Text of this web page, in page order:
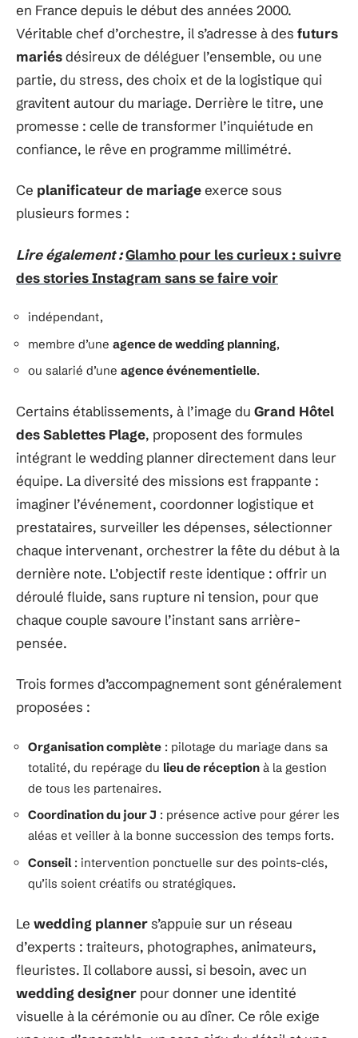
en France depuis le début des années 2000.
Véritable chef d’orchestre, il s’adresse à des futurs
mariésdésireux de déléguer l’ensemble, ou une
partie, du stress, des choix et de la logistique qui
gravitent autour du mariage. Derrière le titre, une
promesse : celle de transformer l’inquiétude en
confiance, le rêve en programme millimétré.
Ce planificateur de mariageexerce sous
plusieurs formes :
Lire également :Glamho pour les curieux : suivre
des stories Instagram sans se faire voir
indépendant,
membre d’une agence de wedding planning,
ou salarié d’une agence événementielle.
Certains établissements, à l’image du Grand Hôtel
des Sablettes Plage, proposent des formules
intégrant le wedding planner directement dans leur
équipe. La diversité des missions est frappante :
imaginer l’événement, coordonner logistique et
prestataires, surveiller les dépenses, sélectionner
chaque intervenant, orchestrer la fête du début à la
dernière note. L’objectif reste identique : offrir un
déroulé fluide, sans rupture ni tension, pour que
chaque couple savoure l’instant sans arrière-
pensée.
Trois formes d’accompagnement sont généralement
proposées :
Organisation complète : pilotage du mariage dans sa
totalité, du repérage du lieu de réception à la gestion
de tous les partenaires.
Coordination du jour J : présence active pour gérer les
aléas et veiller à la bonne succession des temps forts.
Conseil : intervention ponctuelle sur des points-clés,
qu’ils soient créatifs ou stratégiques.
Le wedding planners’appuie sur un réseau
d’experts : traiteurs, photographes, animateurs,
fleuristes. Il collabore aussi, si besoin, avec un
wedding designer pour donner une identité
visuelle à la cérémonie ou au dîner. Ce rôle exige